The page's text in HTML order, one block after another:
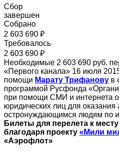
Сбор
завершен
Собрано
2 603 690 ₽
Требовалось
2 603 690 ₽
Необходимые 2 603 690 руб.
«Первого канала» 16 июля
помощи Марату Трифанову в
программой Русфонда
при помощи СМИ и интернета
юридических лиц для
остронуждающимся людям по
Билеты для перелета к
благодаря проекту «Мили
«Аэрофлот»